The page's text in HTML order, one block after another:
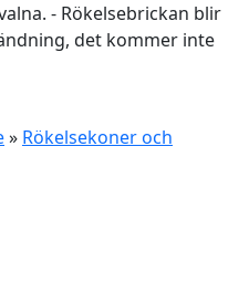
- Rökelsebrickan blir
det kommer inte
» Rökelsekoner och